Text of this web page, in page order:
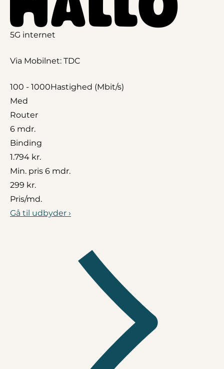
5G internet
Via Mobilnet: TDC
100 - 1000Hastighed (Mbit/s)
Med
Router
6 mdr.
Binding
1.794 kr.
Min. pris 6 mdr.
299 kr.
Pris/md.
Gå til udbyder ›